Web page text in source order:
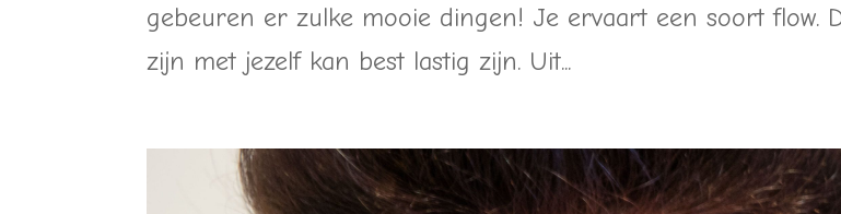
gebeuren er zulke mooie dingen! Je ervaart een soort flow.
zijn met jezelf kan best lastig zijn. Uit...